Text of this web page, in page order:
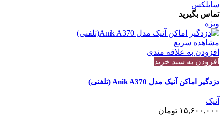
سایلکس
تماس بگیرید
ویژه
مشاهده سریع
افزودن به علاقه مندی
افزودن به سبد خرید
دزدگیر اماکن آنیک مدل Anik A370 (تلفنی)
آنیک
۱۵,۶۰۰,۰۰۰ تومان